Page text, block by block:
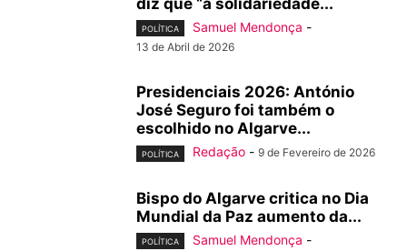
diz que “a solidariedade...
POLÍTICA Samuel Mendonça -
13 de Abril de 2026
Presidenciais 2026: António
José Seguro foi também o
escolhido no Algarve...
POLÍTICA Redação - 9 de Fevereiro de 2026
Bispo do Algarve critica no Dia
Mundial da Paz aumento da...
POLÍTICA Samuel Mendonça -